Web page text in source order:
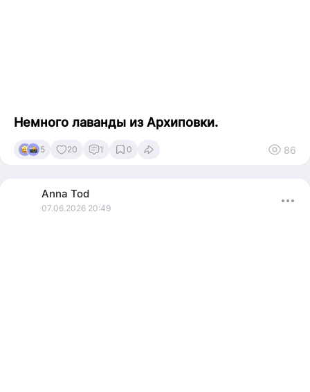
Немного лаванды из Архиповки.
5 20 1 0 86
Anna Tod
07.06.2026 20:49